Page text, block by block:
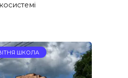
ШКОЛА